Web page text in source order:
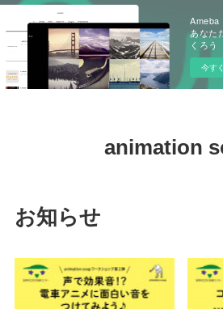
Ameba
あなた
くろう
今す
animation
お知らせ